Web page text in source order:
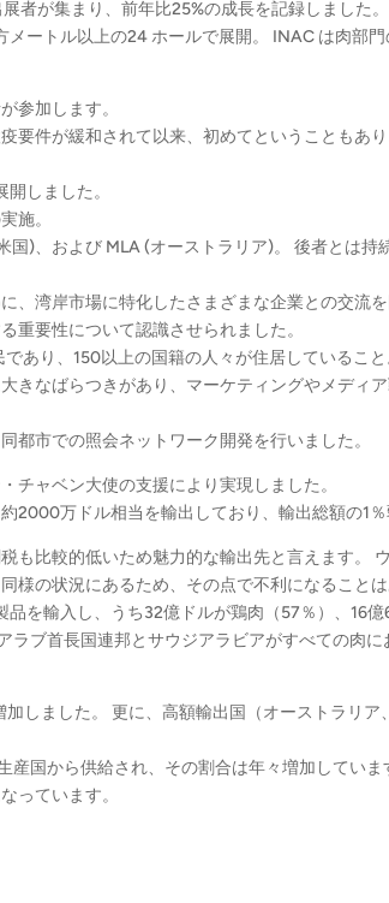
者が集まり、前年比25%の成長を記録しました。
ートル以上の24 ホールで展開。 INAC は肉部
参加します。
要件が緩和されて以来、初めてということもあ
しました。
施。
国)、および MLA (オーストラリア)。 後者とは持
、湾岸市場に特化したさまざまな企業との交流を
重要性について認識させられました。
あり、150以上の国籍の人々が住居していること
きなばらつきがあり、マーケティングやメディ
都市での照会ネットワーク開発を行いました。
チャベン大使の支援により実現しました。
2000万ドル相当を輸出しており、輸出総額の1％
も比較的低いため魅力的な輸出先と言えます。
様の状況にあるため、その点で不利になることは
を輸入し、うち32億ドルが鶏肉（57％）、16
ラブ首長国連邦とサウジアラビアがすべての肉に
しました。 更に、高額輸出国（オーストラリア
産国から供給され、その割合は年々増加してい
っています。